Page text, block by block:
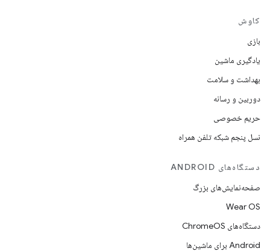
کاوش
بازی
یادگیری ماشین
بهداشت و سلامت
دوربین و رسانه
حریم خصوصی
نسل پنجم شبکه تلفن همراه
دستگاه‌های ANDROID
صفحه‌نمایش‌های بزرگ
Wear OS
دستگاه‌های ChromeOS
Android برای ماشین‌ها